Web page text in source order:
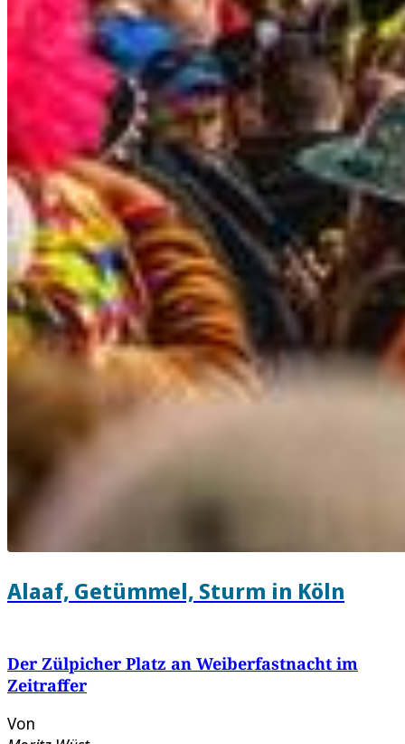
Alaaf, Getümmel, Sturm in Köln
Der Zülpicher Platz an Weiberfastnacht im
Zeitraffer
Von